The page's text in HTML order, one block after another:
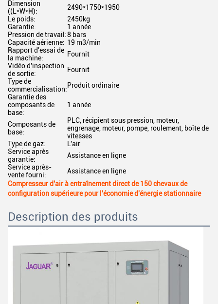
Dimension
((L*W*H):
2490*1750*1950
Le poids:
2450kg
Garantie:
1 année
Pression de travail:8 bars
Capacité aérienne: 19 m3/min
Rapport d'essai de
la machine:
Fournit
Vidéo d'inspection
de sortie:
Fournit
Type de
commercialisation:Produit ordinaire
Garantie des
composants de
base:
1 année
Composants de
base:
PLC, récipient sous pression, moteur,
engrenage, moteur, pompe, roulement, boîte de
vitesses
Type de gaz:
L'air
Service après
garantie:
Assistance en ligne
Service après-
vente fourni:
Assistance en ligne
Compresseur d'air à entraînement direct de 150 chevaux de
configuration supérieure pour l'économie d'énergie stationnaire
Description des produits